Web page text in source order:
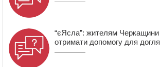
“єЯсла”: жителям Черкащини
отримати допомогу для